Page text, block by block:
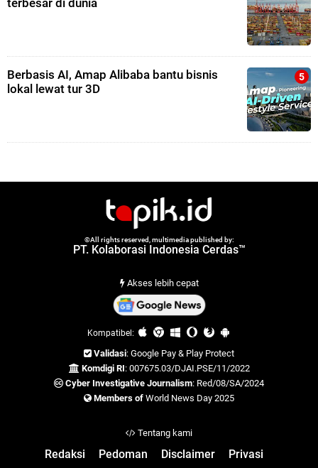
terbesar di dunia
Berbasis AI, Amap Alibaba bantu bisnis
lokal lewat tur 3D
©All rights reserved, multimedia published by:
PT. Kolaborasi Indonesia Cerdas™
Akses lebih cepat
Kompatibel:
Validasi: Google Pay & Play Protect
Komdigi RI: 007675.03/DJAI.PSE/11/2022
Cyber Investigative Journalism: Red/08/SA/2024
Members of World News Day 2025
Tentang kami
Redaksi Pedoman Disclaimer Privasi